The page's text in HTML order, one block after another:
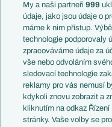
Témata
Představení týmů MS
EuroSkauting
PL v kostce
Evropské koeficienty
Přestupy
Přestupové spekulace
Zranění
Kluby
My a naši partneři999
údaje, jako jsou údaje o
máme k nim přístup.
technologie podporovaly
zpracováváme údaje za
vše nebo odvoláním
sledovací technologie
reklamy pro vás nemusí
kdykoli znovu zobrazit a
kliknutím na odkaz
stránky. Vaše volby se